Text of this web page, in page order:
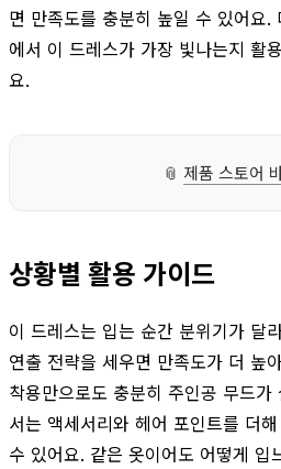
면 만족도를 충분히 높일 수 있어요.
에서 이 드레스가 가장 빛나는지 활
요.
📎 제품 스토어
상황별 활용 가이드
이 드레스는 입는 순간 분위기가 달
연출 전략을 세우면 만족도가 더 높
착용만으로도 충분히 주인공 무드가
서는 액세서리와 헤어 포인트를 더
수 있어요. 같은 옷이어도 어떻게 입